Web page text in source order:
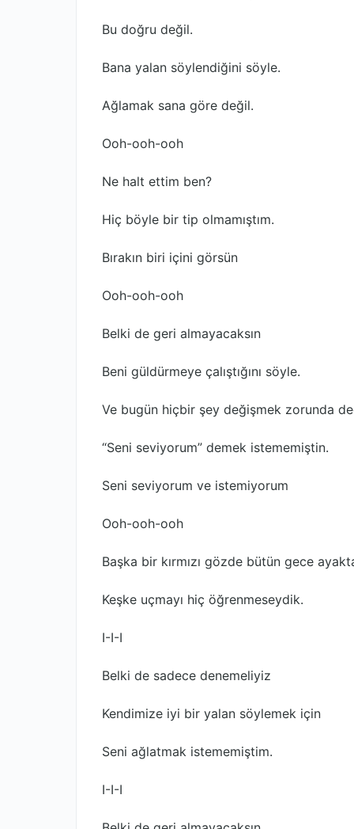
Bu doğru değil.
Bana yalan söylendiğini söyle.
Ağlamak sana göre değil.
Ooh-ooh-ooh
Ne halt ettim ben?
Hiç böyle bir tip olmamıştım.
Bırakın biri içini görsün
Ooh-ooh-ooh
Belki de geri almayacaksın
Beni güldürmeye çalıştığını söyle.
Ve bugün hiçbir şey değişmek zorunda
“Seni seviyorum” demek istememiştin.
Seni seviyorum ve istemiyorum
Ooh-ooh-ooh
Başka bir kırmızı gözde bütün gece
Keşke uçmayı hiç öğrenmeseydik.
I-I-I
Belki de sadece denemeliyiz
Kendimize iyi bir yalan söylemek için
Seni ağlatmak istememiştim.
I-I-I